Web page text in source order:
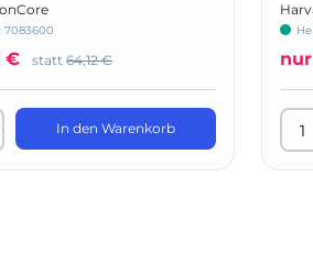
7083600
€ statt 64,12 €
In den Warenkorb
nur